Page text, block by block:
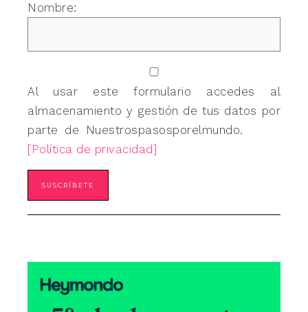
Nombre:
Al usar este formulario accedes al
almacenamiento y gestión de tus datos por
parte de Nuestrospasosporelmundo.
[Política de privacidad]